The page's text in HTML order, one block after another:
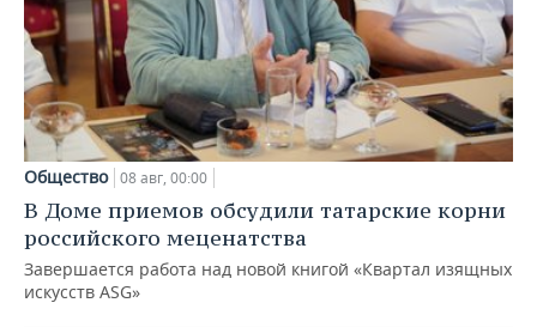
Общество 08 авг, 00:00
В Доме приемов обсудили татарские корни
российского меценатства
Завершается работа над новой книгой «Квартал изящных
искусств ASG»